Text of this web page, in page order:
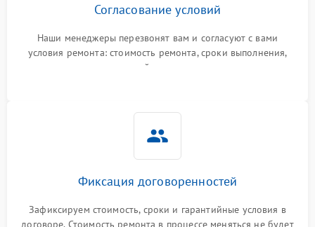
Согласование условий
Наши менеджеры перезвонят вам и согласуют с вами
условия ремонта: стоимость ремонта, сроки выполнения,
гарантийные условия
Фиксация договоренностей
Зафиксируем стоимость, сроки и гарантийные условия в
договоре. Стоимость ремонта в процессе меняться не будет